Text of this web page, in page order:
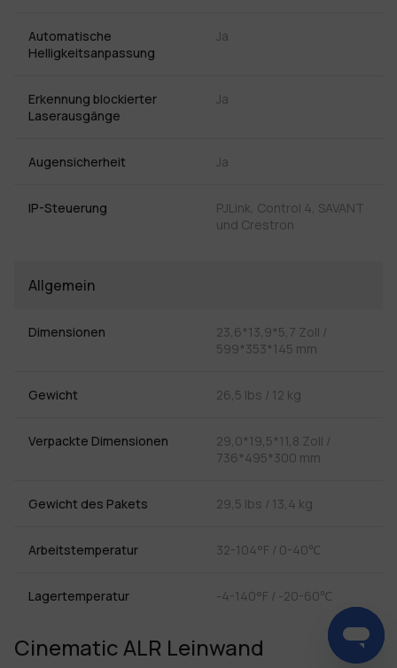
Automatische
Helligkeitsanpassung
Ja
Erkennung blockierter
Laserausgänge
Ja
Augensicherheit Ja
IP-Steuerung
PJLink, Control 4, SAVANT
und Crestron
Allgemein
Dimensionen
23,6*13,9*5,7 Zoll /
599*353*145 mm
Gewicht 26,5 Ibs / 12 kg
Verpackte Dimensionen
29,0*19,5*11,8 Zoll /
736*495*300 mm
Gewicht des Pakets 29,5 lbs / 13,4 kg
Arbeitstemperatur 32-104°F / 0-40℃
Lagertemperatur -4-140°F / -20-60℃
Cinematic ALR Leinwand